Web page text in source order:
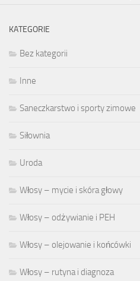
KATEGORIE
Bez kategorii
Inne
Saneczkarstwo i sporty zimowe
Siłownia
Uroda
Włosy – mycie i skóra głowy
Włosy – odżywianie i PEH
Włosy – olejowanie i końcówki
Włosy – rutyna i diagnoza